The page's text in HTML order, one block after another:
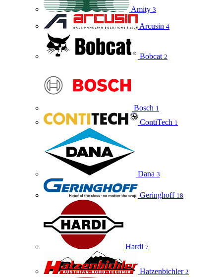
Amity 3
Arcusin 4
Bobcat 2
Bosch 1
ContiTech 1
Dana 3
Geringhoff 18
Hardi 7
Hatzenbichler 2